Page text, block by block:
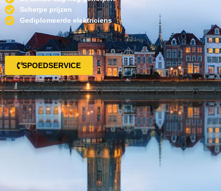
Scherpe prijzen
Gediplomeerde elektriciens
SPOEDSERVICE